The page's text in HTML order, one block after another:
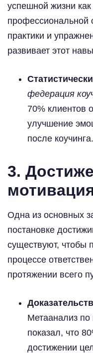
успешной жизни
практики и
развивает этот
федерация
70% клиентов
улучшение
после коучинга.
3.
Одна из основных
постановке
существуют, чтобы
процессе
протяжении всего
Метаанализ
показал, что
достижении